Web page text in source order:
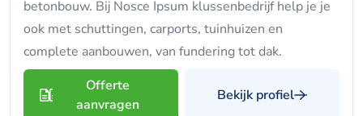
betonbouw. Bij Nosce Ipsum klussenbedrijf help je je
ook met schuttingen, carports, tuinhuizen en
complete aanbouwen, van fundering tot dak.
Offerte
aanvragen
Bekijk profiel